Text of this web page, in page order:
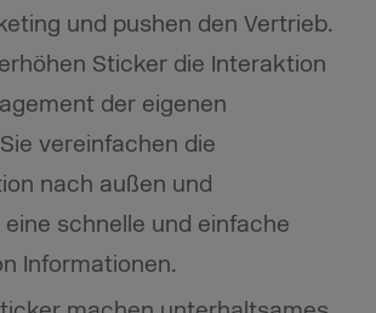
und pushen den Vertrieb.
Sticker die Interaktion
der eigenen
vereinfachen die
nach außen und
schnelle und einfache
Informationen.